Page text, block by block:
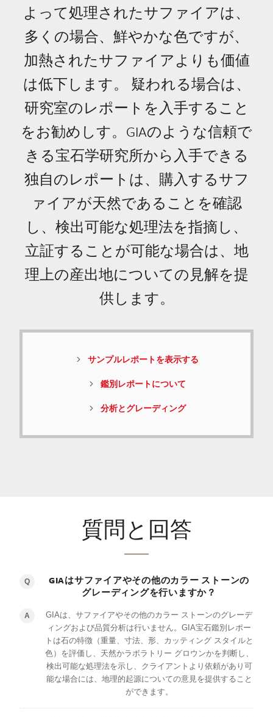
よって処理されたサファイアは、
多くの場合、鮮やかな色ですが、
加熱されたサファイアよりも価値
は低下します。 疑われる場合は、
研究室のレポートを入手すること
をお勧めしす。GIAのような信頼で
きる宝石学研究所から入手できる
独自のレポートは、購入するサフ
ァイアが天然であることを確認
し、検出可能な処理法を指摘し、
立証することが可能な場合は、地
理上の産出地についての見解を提
供します。
サンプルレポートを表示する
鑑別レポートについて
分析とグレーディング
質問と回答
Q
GIAはサファイアやその他のカラー ストーンの
グレーディングを行いますか？
A
GIAは、サファイアやその他のカラー ストーンのグレーデ
ィングおよび品質分析は行いません。GIA宝石鑑別レポー
トは石の特徴（重量、寸法、形、カッティング スタイルと
色）を評価し、天然かラボラトリー グロウンかを判断し、
検出可能な処理法を示し、クライアントより依頼があり可
能な場合には、地理的起源についての意見を提供すること
ができます。